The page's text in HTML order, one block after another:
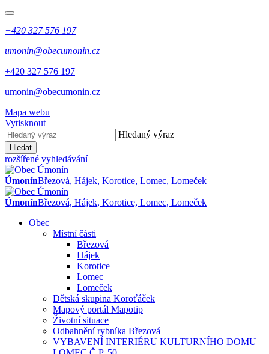
+420 327 576 197
umonin@obecumonin.cz
+420 327 576 197
umonin@obecumonin.cz
Mapa webu
Vytisknout
Hledaný výraz
Hledat
rozšířené vyhledávání
ÚmonínBřezová, Hájek, Korotice, Lomec, Lomeček
ÚmonínBřezová, Hájek, Korotice, Lomec, Lomeček
Obec
Místní části
Březová
Hájek
Korotice
Lomec
Lomeček
Dětská skupina Koroťáček
Mapový portál Mapotip
Životní situace
Odbahnění rybníka Březová
VYBAVENÍ INTERIÉRU KULTURNÍHO DOMU